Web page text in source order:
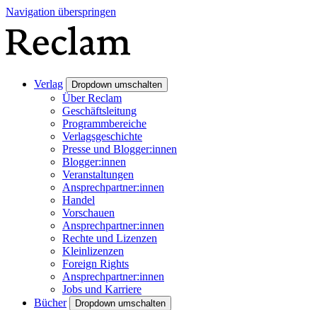
Navigation überspringen
Verlag Dropdown umschalten
Über Reclam
Geschäftsleitung
Programmbereiche
Verlagsgeschichte
Presse und Blogger:innen
Blogger:innen
Veranstaltungen
Ansprechpartner:innen
Handel
Vorschauen
Ansprechpartner:innen
Rechte und Lizenzen
Kleinlizenzen
Foreign Rights
Ansprechpartner:innen
Jobs und Karriere
Bücher
Dropdown umschalten